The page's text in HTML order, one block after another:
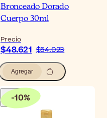
Bronceado Dorado
Cuerpo 30ml
Precio
$48.621 $54.023
Agregar
-10%